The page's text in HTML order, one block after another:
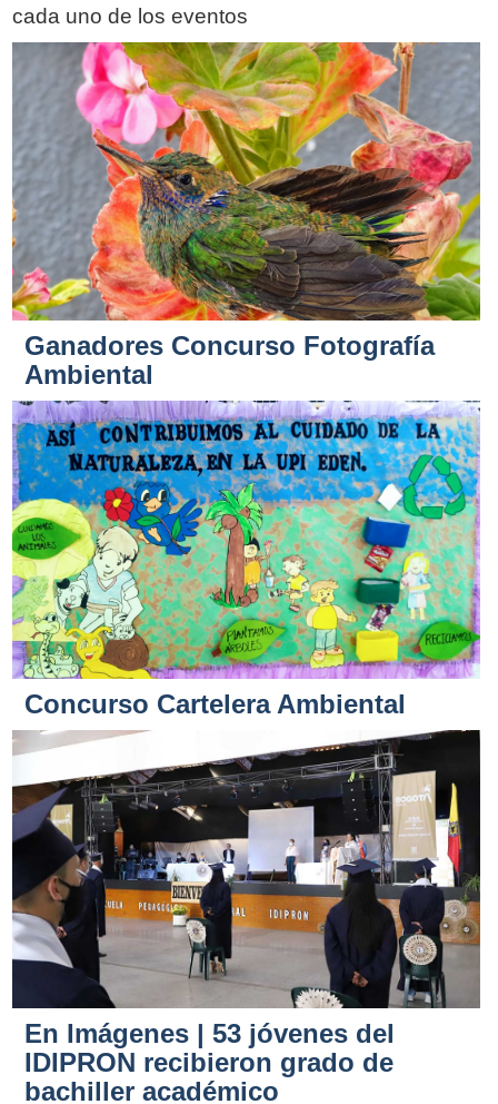
cada uno de los eventos
Ganadores Concurso Fotografía
Ambiental
Concurso Cartelera Ambiental
En Imágenes | 53 jóvenes del
IDIPRON recibieron grado de
bachiller académico